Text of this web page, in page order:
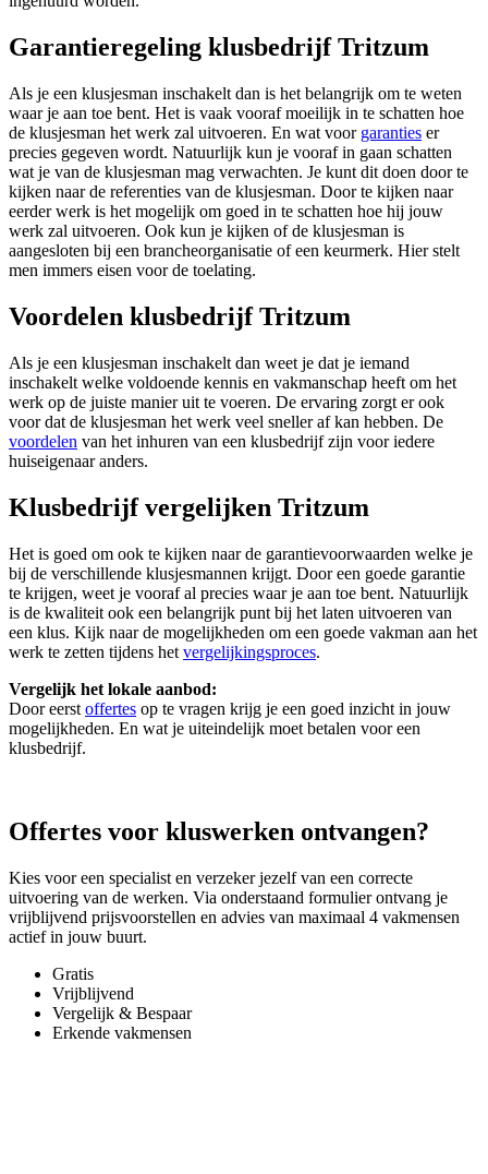
Garantieregeling klusbedrijf Tritzum
Als je een klusjesman inschakelt dan is het belangrijk om te weten
waar je aan toe bent. Het is vaak vooraf moeilijk in te schatten hoe
de klusjesman het werk zal uitvoeren. En wat voor garanties er
precies gegeven wordt. Natuurlijk kun je vooraf in gaan schatten
wat je van de klusjesman mag verwachten. Je kunt dit doen door te
kijken naar de referenties van de klusjesman. Door te kijken naar
eerder werk is het mogelijk om goed in te schatten hoe hij jouw
werk zal uitvoeren. Ook kun je kijken of de klusjesman is
aangesloten bij een brancheorganisatie of een keurmerk. Hier stelt
men immers eisen voor de toelating.
Voordelen klusbedrijf Tritzum
Als je een klusjesman inschakelt dan weet je dat je iemand
inschakelt welke voldoende kennis en vakmanschap heeft om het
werk op de juiste manier uit te voeren. De ervaring zorgt er ook
voor dat de klusjesman het werk veel sneller af kan hebben. De
voordelen van het inhuren van een klusbedrijf zijn voor iedere
huiseigenaar anders.
Klusbedrijf vergelijken Tritzum
Het is goed om ook te kijken naar de garantievoorwaarden welke je
bij de verschillende klusjesmannen krijgt. Door een goede garantie
te krijgen, weet je vooraf al precies waar je aan toe bent. Natuurlijk
is de kwaliteit ook een belangrijk punt bij het laten uitvoeren van
een klus. Kijk naar de mogelijkheden om een goede vakman aan het
werk te zetten tijdens het vergelijkingsproces.
Vergelijk het lokale aanbod:
Door eerst offertes op te vragen krijg je een goed inzicht in jouw
mogelijkheden. En wat je uiteindelijk moet betalen voor een
klusbedrijf.
Offertes voor kluswerken ontvangen?
Kies voor een specialist en verzeker jezelf van een correcte
uitvoering van de werken. Via onderstaand formulier ontvang je
vrijblijvend prijsvoorstellen en advies van maximaal 4 vakmensen
actief in jouw buurt.
Gratis
Vrijblijvend
Vergelijk & Bespaar
Erkende vakmensen